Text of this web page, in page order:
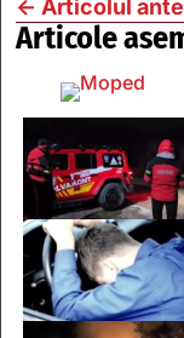
← Articolul
Articole